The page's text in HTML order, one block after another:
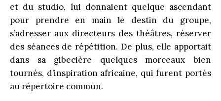
et du studio, lui donnaient quelque ascendant
pour prendre en main le destin du groupe,
s’adresser aux directeurs des théâtres, réserver
des séances de répétition. De plus, elle apportait
dans sa gibecière quelques morceaux bien
tournés, d’inspiration africaine, qui furent portés
au répertoire commun.